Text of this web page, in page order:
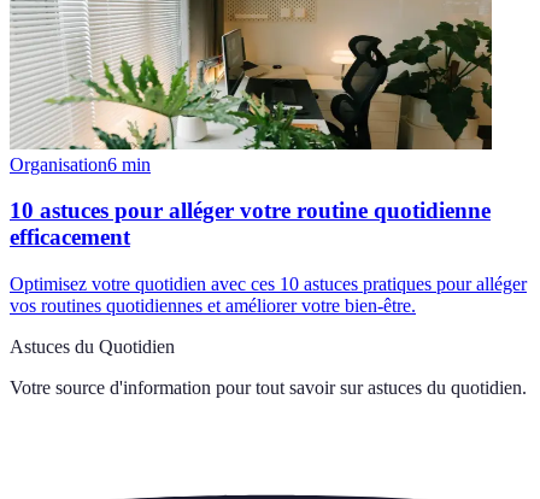
Organisation6 min
10 astuces pour alléger votre routine quotidienne
efficacement
Optimisez votre quotidien avec ces 10 astuces pratiques pour alléger
vos routines quotidiennes et améliorer votre bien-être.
Astuces du Quotidien
Votre source d'information pour tout savoir sur astuces du quotidien.